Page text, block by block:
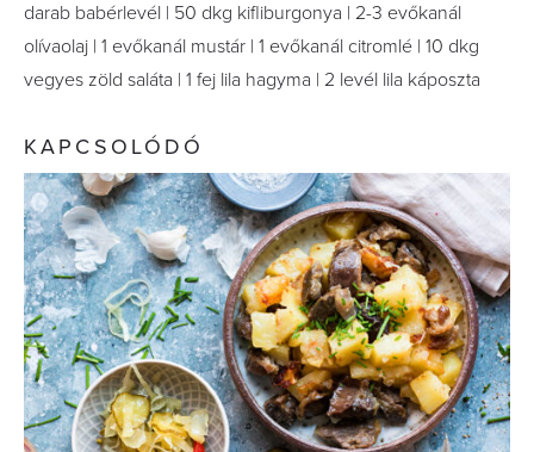
darab babérlevél | 50 dkg kifliburgonya | 2-3 evőkanál
olívaolaj | 1 evőkanál mustár | 1 evőkanál citromlé | 10 dkg
vegyes zöld saláta | 1 fej lila hagyma | 2 levél lila káposzta
KAPCSOLÓDÓ